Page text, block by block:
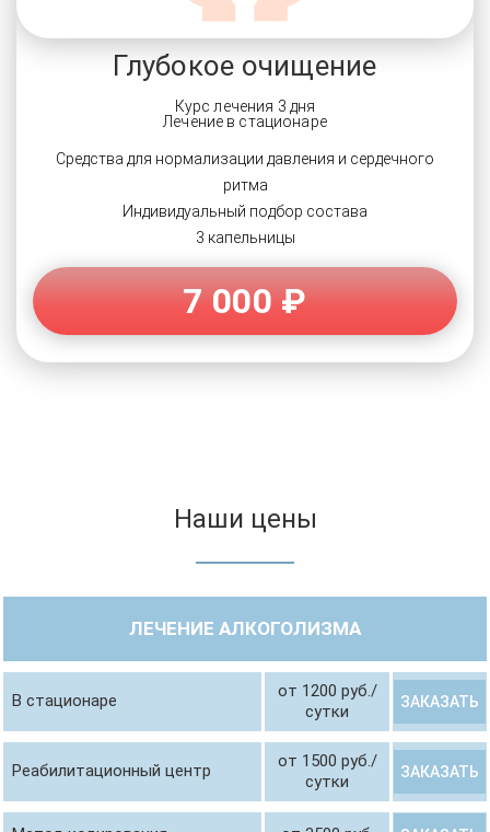
Глубокое очищение
Курс лечения 3 дня
Лечение в стационаре
Средства для нормализации давления и сердечного
ритма
Индивидуальный подбор состава
3 капельницы
7 000 ₽
Наши цены
ЛЕЧЕНИЕ АЛКОГОЛИЗМА
В стационаре
от 1200 руб./
сутки
ЗАКАЗАТЬ
Реабилитационный центр
от 1500 руб./
сутки
ЗАКАЗАТЬ